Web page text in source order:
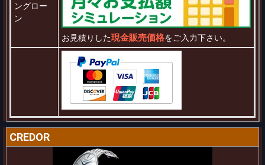
ングロー
ン
お見積りした現金販売価格をご入力下さい。
CREDOR